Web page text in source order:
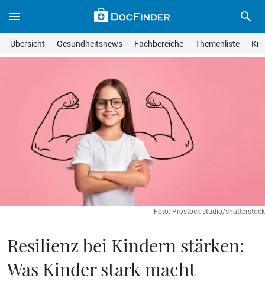
Übersicht Gesundheitsnews Fachbereiche Themenliste
Geben Sie Ihren Suchbegriff ein und drücken Sie die
Suche
Foto: Prostock-studio/shutterstock
Resilienz bei Kindern stärken:
Was Kinder stark macht